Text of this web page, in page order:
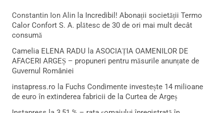
Constantin Ion Alin la Incredibil! Abonații societății Termo
Calor Confort S. A. plătesc de 30 de ori mai mult decât
consumă
Camelia ELENA RADU la ASOCIAȚIA OAMENILOR DE
AFACERI ARGEȘ – propuneri pentru măsurile anunțate de
Guvernul României
instapress.ro la Fuchs Condimente investește 14 milioane
de euro în extinderea fabricii de la Curtea de Argeș